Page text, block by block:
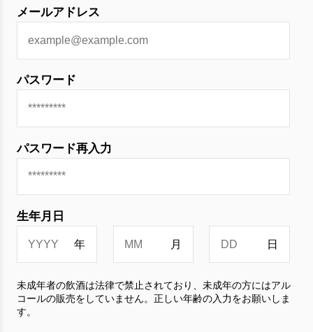
メールアドレス
パスワード
パスワード再入力
生年月日
未成年者の飲酒は法律で禁止されており、未成年の方にはアル
コールの販売をしていません。正しい年齢の入力をお願いしま
す。